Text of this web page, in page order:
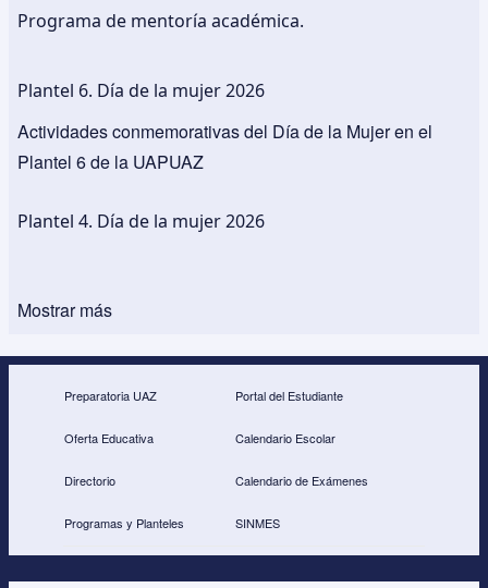
Programa de mentoría académica.
Plantel 6. Día de la mujer 2026
Actividades conmemorativas del Día de la Mujer en el
Plantel 6 de la UAPUAZ
Plantel 4. Día de la mujer 2026
Mostrar más
Preparatoria UAZ
Oferta Educativa
Directorio
Programas y Planteles
Portal del Estudiante
Calendario Escolar
Calendario de Exámenes
SINMES